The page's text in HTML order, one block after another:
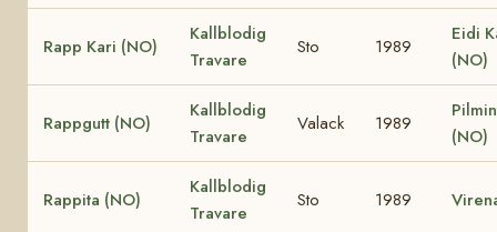
Rapp Kari (NO)
Kallblodig
Travare
Sto 1989
Eidi
(NO)
Rappgutt (NO)
Kallblodig
Travare
Valack 1989
(NO)
Rappita (NO)
Kallblodig
Travare
Sto 1989